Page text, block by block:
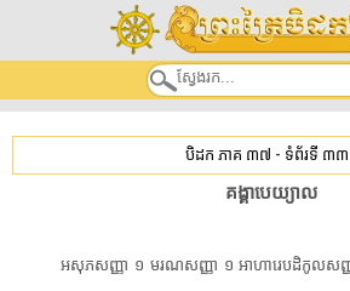
បិដក ភាគ ៣៧ - ទំព័រទី ៣
​គង្គា​បេយ្យាល​
អសុភ​សញ្ញា​ ​១​ ​មរណសញ្ញា​ ​១​ ​អាហា​រេប​ដិ​កូល​សញ្